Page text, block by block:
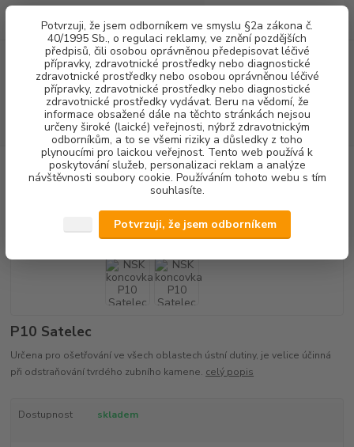
Potvrzuji, že jsem odborníkem ve smyslu §2a zákona č.
40/1995 Sb., o regulaci reklamy, ve znění pozdějších
předpisů, čili osobou oprávněnou předepisovat léčivé
přípravky, zdravotnické prostředky nebo diagnostické
zdravotnické prostředky nebo osobou oprávněnou léčivé
přípravky, zdravotnické prostředky nebo diagnostické
zdravotnické prostředky vydávat. Beru na vědomí, že
informace obsažené dále na těchto stránkách nejsou
určeny široké (laické) veřejnosti, nýbrž zdravotnickým
odborníkům, a to se všemi riziky a důsledky z toho
plynoucími pro laickou veřejnost. Tento web používá k
poskytování služeb, personalizaci reklam a analýze
návštěvnosti soubory cookie. Používáním tohoto webu s tím
souhlasíte.
Potvrzuji, že jsem odborníkem
Menu
CZK
Hledat
(Po-Pá, 8-16 hod.)
za0,00 Kč
DENTALNÍ HYGIENA NSK koncovka P10 Satelec
NSK koncovka P10 Satelec
P10 Satelec
Určena pro ošetřování ve všech oblastech ústní dutiny, je velice účinná
při odstraňování tvrdého zubního kamene. celý popis
Dostupnost skladem